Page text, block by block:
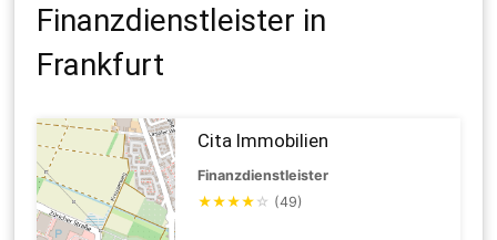
Finanzdienstleister in
Frankfurt
Cita Immobilien
Finanzdienstleister
★★★★ ☆ (49)